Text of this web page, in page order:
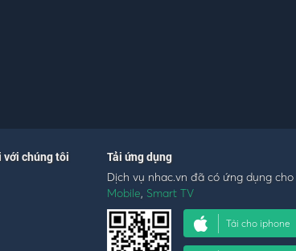
với chúng tôi Tải ứng dụng
Dịch vụ nhac.vn đã có ứng dụng cho
Mobile, Smart TV
Tải cho iphone